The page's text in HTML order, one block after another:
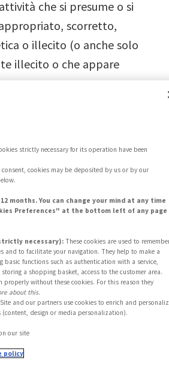
che si presume o si
scorretto,
o illecito (o anche solo
illecito o che appare
importante effettuare
AXA Partners - Italia,
da AXA Partners
il proprio
con i più elevati
e integrità.
essenziale sia per la più
della conformità alle
sia per
commerciali.
strictly necessary for its operation have been
cookies may be deposited by us or by our
12 months. You can change your mind at any time
Preferences" at the bottom left of any page
necessary): These cookies are used to
and to facilitate your navigation. They help to make a
basic functions such as authentication with a service,
a shopping basket, access to the customer area.
properly without these cookies. For this reason they
about this.
and our partners use cookies to enrich and
(content, design or media personalization).
our site
policy